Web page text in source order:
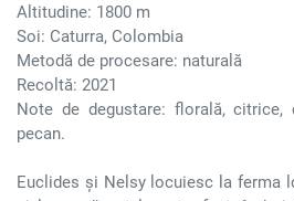
Altitudine: 1800 m
Soi: Caturra, Colombia
Metodă de procesare: naturală
Recoltă: 2021
Note de degustare: florală, citrice,
pecan.
Euclides și Nelsy locuiesc la ferma